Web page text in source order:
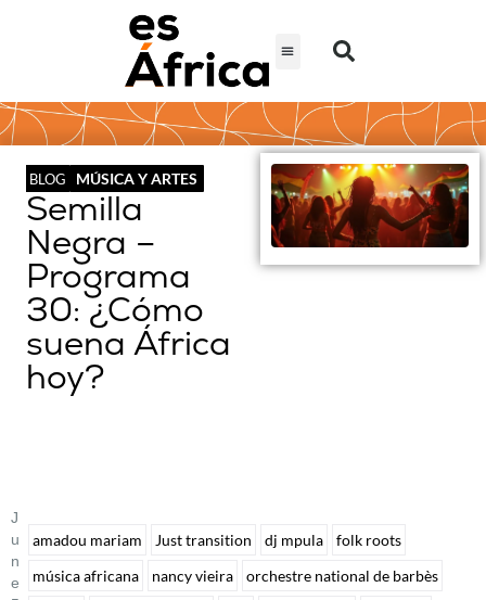
BLOG MÚSICA Y ARTES
Semilla
Negra –
Programa
30: ¿Cómo
suena África
hoy?
J
U
N
E
amadou mariam Just transition dj mpula
folk roots
música africana
nancy vieira
orchestre national de barbès